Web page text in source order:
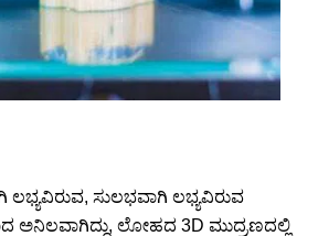
ಲಭ್ಯವಿರುವ, ಸುಲಭವಾಗಿ ಲಭ್ಯವಿರುವ
ಅನಿಲವಾಗಿದ್ದು, ಲೋಹದ 3D ಮುದ್ರಣದಲ್ಲಿ